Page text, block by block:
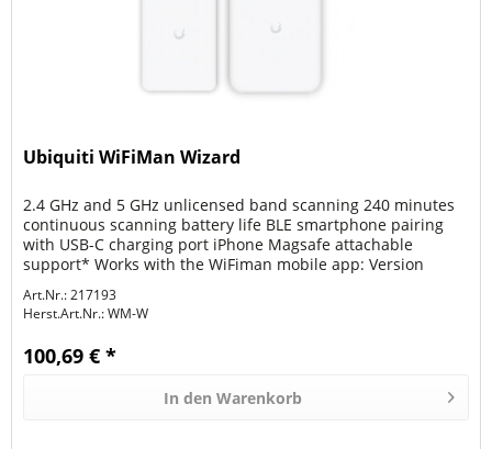
Ubiquiti WiFiMan Wizard
2.4 GHz and 5 GHz unlicensed band scanning 240 minutes
continuous scanning battery life BLE smartphone pairing
with USB-C charging port iPhone Magsafe attachable
support* Works with the WiFiman mobile app: Version
Art.Nr.: 217193
Herst.Art.Nr.:WM-W
100,69 € *
In den Warenkorb